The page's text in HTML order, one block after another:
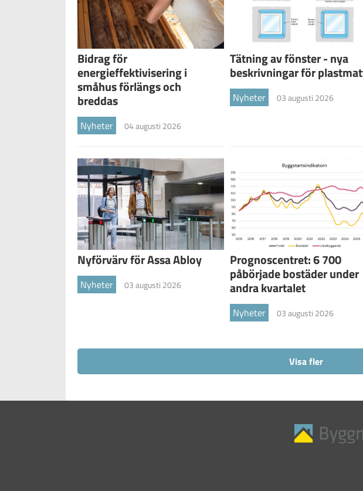
Bidrag för
energieffektivisering i
småhus förlängs och
breddas
Nyheter 04 augusti 2026
Tätning av fönster - nya
beskrivningar för
Nyheter 03 augusti 2026
Nyförvärv för Assa Abloy
Nyheter 03 augusti 2026
Prognoscentret: 6 700
påbörjade bostäder under
andra kvartalet
Nyheter 03 augusti 2026
Visa fler